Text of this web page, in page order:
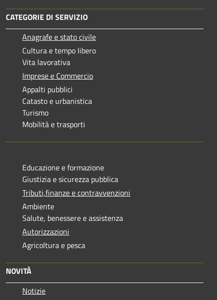
CATEGORIE DI SERVIZIO
Anagrafe e stato civile
Cultura e tempo libero
Vita lavorativa
Imprese e Commercio
Appalti pubblici
Catasto e urbanistica
Turismo
Mobilità e trasporti
Educazione e formazione
Giustizia e sicurezza pubblica
Tributi,finanze e contravvenzioni
Ambiente
Salute, benessere e assistenza
Autorizzazioni
Agricoltura e pesca
NOVITÀ
Notizie